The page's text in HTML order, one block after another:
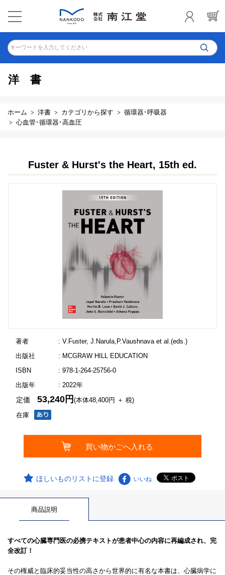
キーワードを入力してください
洋書
ホーム 洋書 カテゴリから探す
循環器･呼吸器
心血管･循環器･高血圧
Fuster & Hurst's the Heart, 15th ed.
著者
: V.Fuster, J.Narula,P.Vaushnava et al.(eds.)
出版社
: MCGRAW HILL EDUCATION
ISBN
: 978-1-264-25756-0
出版年
: 2022年
在庫
定価53,240円(本体48,400円 ＋ 税)
ほしいものリストに登録 いいね
商品説明
すべての心臓専門医の必携テキストが患者中心の内容に再編成され、完
全改訂！
その権威と臨床的妥当性の高さから世界的に有名な本書は、心臓病学に